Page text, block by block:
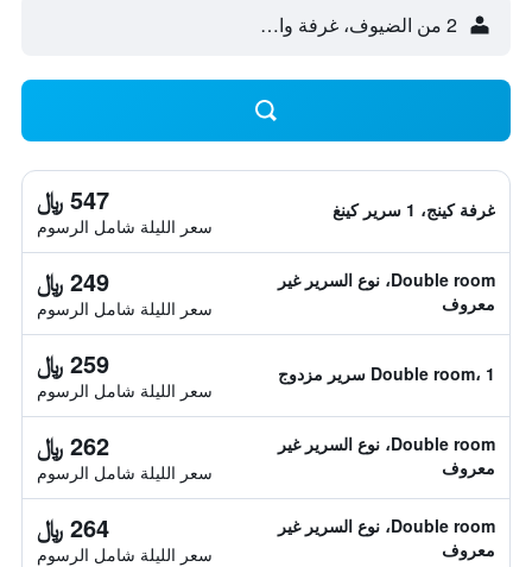
2 من الضيوف، غرفة واحدة
غرفة كينج، 1 سرير كينغ 547 ﷼
سعر الليلة شامل الرسوم
Double room، نوع السرير غير
معروف
249 ﷼
سعر الليلة شامل الرسوم
Double room، 1 سرير مزدوج 259 ﷼
سعر الليلة شامل الرسوم
Double room، نوع السرير غير
معروف
262 ﷼
سعر الليلة شامل الرسوم
Double room، نوع السرير غير
معروف
264 ﷼
سعر الليلة شامل الرسوم